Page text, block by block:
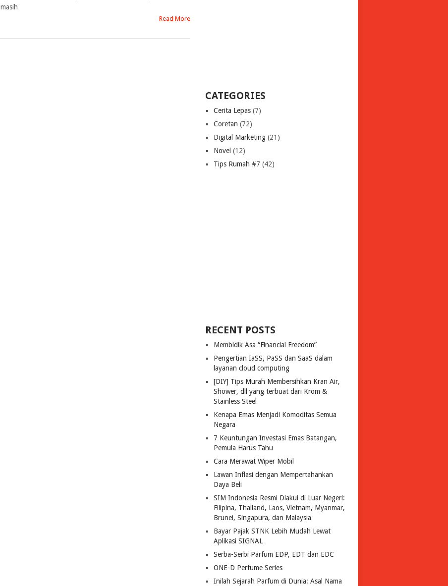
masih
Read More
CATEGORIES
Cerita Lepas (7)
Coretan (72)
Digital Marketing (21)
Novel (12)
Tips Rumah #7 (42)
RECENT POSTS
Membidik Asa “Financial Freedom”
Pengertian IaSS, PaSS dan SaaS dalam
layanan cloud computing
[DIY] Tips Murah Membersihkan Kran Air,
Shower, dll yang terbuat dari Krom &
Stainless Steel
Kenapa Emas Menjadi Komoditas Semua
Negara
7 Keuntungan Investasi Emas Batangan,
Pemula Harus Tahu
Cara Merawat Wiper Mobil
Lawan Inflasi dengan Mempertahankan
Daya Beli
SIM Indonesia Resmi Diakui di Luar Negeri:
Filipina, Thailand, Laos, Vietnam, Myanmar,
Brunei, Singapura, dan Malaysia
Bayar Pajak STNK Lebih Mudah Lewat
Aplikasi SIGNAL
Serba-Serbi Parfum EDP, EDT dan EDC
ONE-D Perfume Series
Inilah Sejarah Parfum di Dunia: Asal Nama